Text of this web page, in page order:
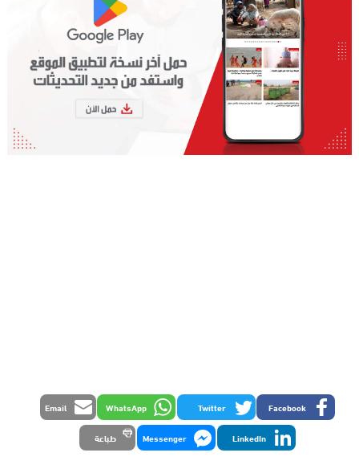
Facebook
Twitter
WhatsApp
Email
LinkedIn
Messenger طباعة